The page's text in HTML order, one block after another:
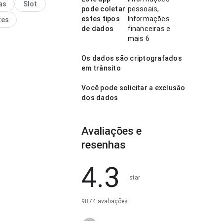
algo genérico.
Slot
pode coletar
estes tipos
de dados
pessoais,
Informações
financeiras e
mais 6
Os dados são criptografados
em trânsito
Você pode solicitar a exclusão
dos dados
Avaliações e
resenhas
4.3 star
9874 avaliações